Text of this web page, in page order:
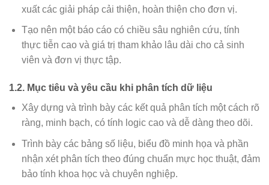
xuất các giải pháp cải thiện, hoàn thiện cho đơn vị.
Tạo nên một báo cáo có chiều sâu nghiên cứu, tính
thực tiễn cao và giá trị tham khảo lâu dài cho cả sinh
viên và đơn vị thực tập.
1.2. Mục tiêu và yêu cầu khi phân tích dữ liệu
Xây dựng và trình bày các kết quả phân tích một cách rõ
ràng, minh bạch, có tính logic cao và dễ dàng theo dõi.
Trình bày các bảng số liệu, biểu đồ minh họa và phần
nhận xét phân tích theo đúng chuẩn mực học thuật, đảm
bảo tính khoa học và chuyên nghiệp.